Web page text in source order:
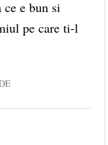
ce e bun si
pe care ti-l